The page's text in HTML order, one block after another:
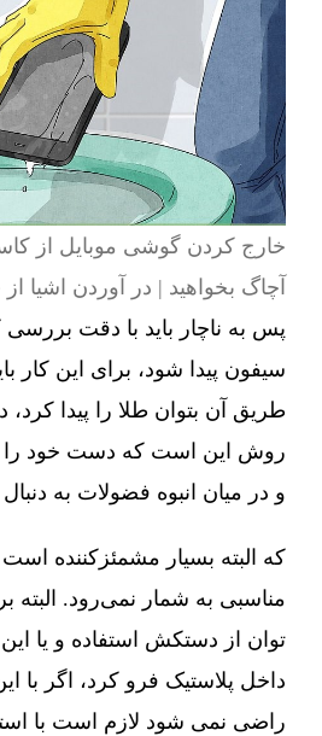
خارج کردن گوشی موبایل از
آچاگ بخواهید | در آوردن اشیا
پس به ناچار باید با دقت بررسی
سیفون پیدا شود، برای این کار
طریق آن بتوان طلا را پیدا کرد،
روش این است که دست خود را
و در میان انبوه فضولات به
که البته بسیار مشمئزکننده
مناسبی به شمار نمی‌رود. البته
توان از دستکش استفاده و یا
داخل پلاستیک فرو کرد، اگر با
راضی نمی شود لازم است با